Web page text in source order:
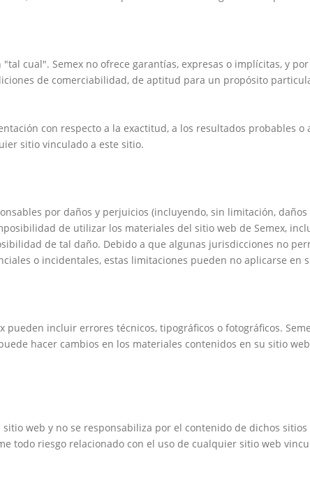
cual". Semex no ofrece garantías, expresas o implícitas, y
de comerciabilidad, de aptitud para un propósito
con respecto a la exactitud, a los resultados probables
sitio vinculado a este sitio.
por daños y perjuicios (incluyendo, sin limitación,
de utilizar los materiales del sitio web de Semex,
de tal daño. Debido a que algunas jurisdicciones no
o incidentales, estas limitaciones pueden no aplicarse en
pueden incluir errores técnicos, tipográficos o fotográficos.
hacer cambios en los materiales contenidos en su sitio
web y no se responsabiliza por el contenido de dichos
todo riesgo relacionado con el uso de cualquier sitio web